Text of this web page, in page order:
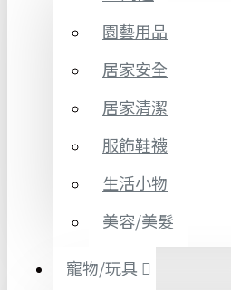
園藝用品
居家安全
居家清潔
服飾鞋襪
生活小物
美容/美髮
寵物/玩具